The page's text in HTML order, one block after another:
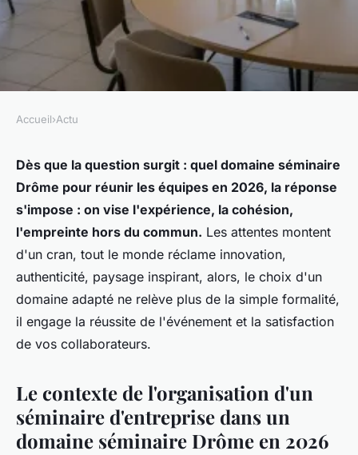
Quel domaine séminaire
Drôme choisir pour un
événement d’entreprise réussi
en 2026 ?
Lambert•12/06/2026 09:05•9 min de lecture
Accueil›Actu
Dès que la question surgit : quel domaine séminaire
Drôme pour réunir les équipes en 2026, la réponse
s'impose : on vise l'expérience, la cohésion,
l'empreinte hors du commun. Les attentes montent
d'un cran, tout le monde réclame innovation,
authenticité, paysage inspirant, alors, le choix d'un
domaine adapté ne relève plus de la simple formalité,
il engage la réussite de l'événement et la satisfaction
de vos collaborateurs.
Le contexte de l'organisation d'un
séminaire d'entreprise dans un
domaine séminaire Drôme en 2026